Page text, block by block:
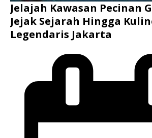
Jelajah Kawasan Pecinan
Jejak Sejarah Hingga
Legendaris Jakarta